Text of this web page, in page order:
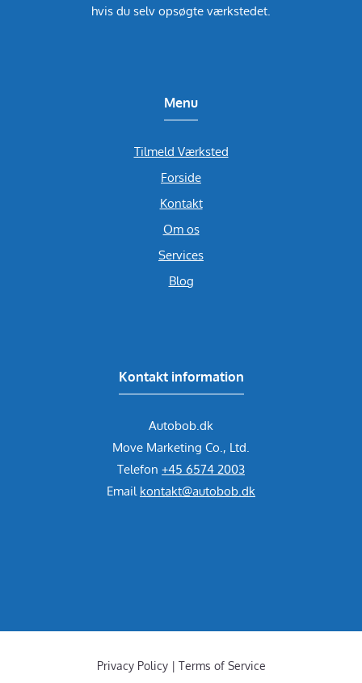
hvis du selv opsøgte værkstedet.
Menu
Tilmeld Værksted
Forside
Kontakt
Om os
Services
Blog
Kontakt information
Autobob.dk
Move Marketing Co., Ltd.
Telefon +45 6574 2003
Email kontakt@autobob.dk
Privacy Policy | Terms of Service